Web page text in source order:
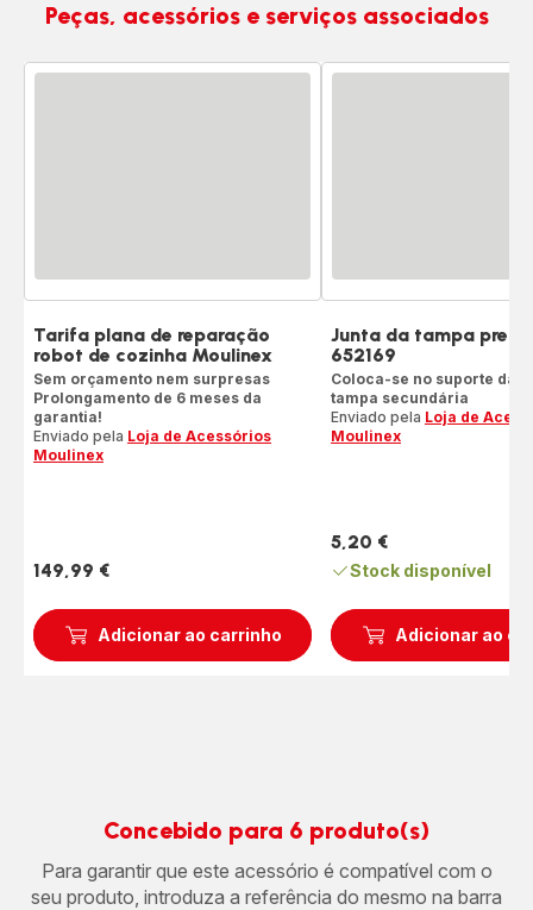
Peças, acessórios e serviços associados
Adicionar ao carrinho
Tarifa plana de reparação
robot de cozinha Moulinex
Sem orçamento nem surpresas
Prolongamento de 6 meses da
garantia!
Enviado pela Loja de Acessórios
Moulinex
Preço
149,99 €
Adicionar ao
Junta da tampa preta
652169
Coloca-se no suporte da
tampa secundária
Enviado pela Loja de
Moulinex
Preço
5,20 €
Stock disponível
Concebido para 6 produto(s)
Para garantir que este acessório é compatível com o
seu produto, introduza a referência do mesmo na barra